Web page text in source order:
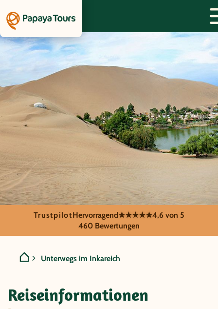
Peru/Bolivien -
TrustpilotHervorragend★★★★★4,6 von 5
460 Bewertungen
Unterwegs im Inkareich
Reiseinformationen